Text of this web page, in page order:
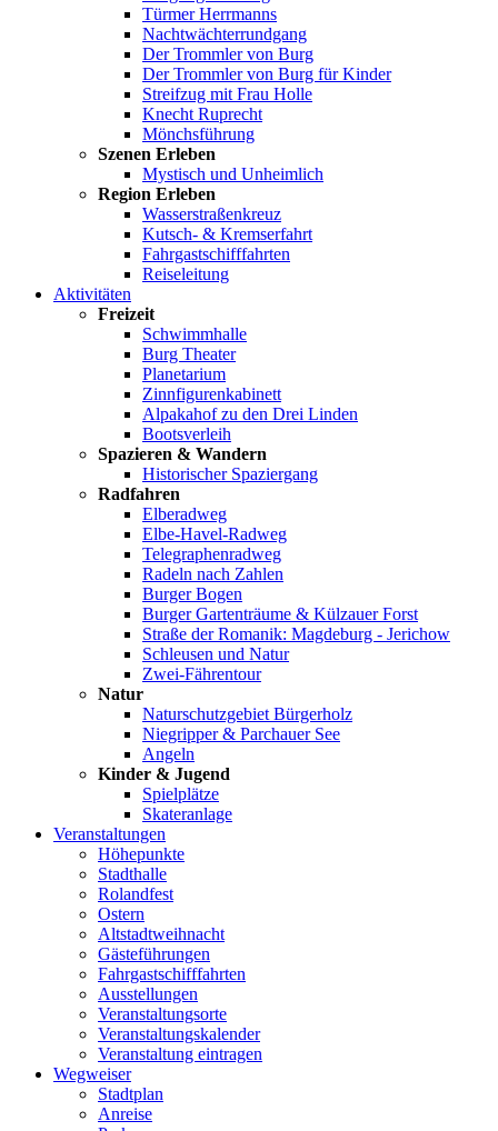
Türmer Herrmanns
Nachtwächterrundgang
Der Trommler von Burg
Der Trommler von Burg für Kinder
Streifzug mit Frau Holle
Knecht Ruprecht
Mönchsführung
Szenen Erleben
Mystisch und Unheimlich
Region Erleben
Wasserstraßenkreuz
Kutsch- & Kremserfahrt
Fahrgastschifffahrten
Reiseleitung
Aktivitäten
Freizeit
Schwimmhalle
Burg Theater
Planetarium
Zinnfigurenkabinett
Alpakahof zu den Drei Linden
Bootsverleih
Spazieren & Wandern
Historischer Spaziergang
Radfahren
Elberadweg
Elbe-Havel-Radweg
Telegraphenradweg
Radeln nach Zahlen
Burger Bogen
Burger Gartenträume & Külzauer Forst
Straße der Romanik: Magdeburg - Jerichow
Schleusen und Natur
Zwei-Fährentour
Natur
Naturschutzgebiet Bürgerholz
Niegripper & Parchauer See
Angeln
Kinder & Jugend
Spielplätze
Skateranlage
Veranstaltungen
Höhepunkte
Stadthalle
Rolandfest
Ostern
Altstadtweihnacht
Gästeführungen
Fahrgastschifffahrten
Ausstellungen
Veranstaltungsorte
Veranstaltungskalender
Veranstaltung eintragen
Wegweiser
Stadtplan
Anreise